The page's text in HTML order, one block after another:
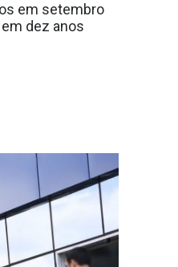
em setembro
dez anos